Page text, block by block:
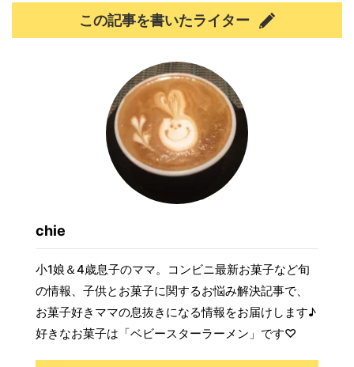
この記事を書いたライター
chie
小1娘＆4歳息子のママ。コンビニ最新お菓子など旬
の情報、子供とお菓子に関するお悩み解決記事で、
お菓子好きママの息抜きになる情報をお届けします♪
好きなお菓子は「ベビースターラーメン」です♡